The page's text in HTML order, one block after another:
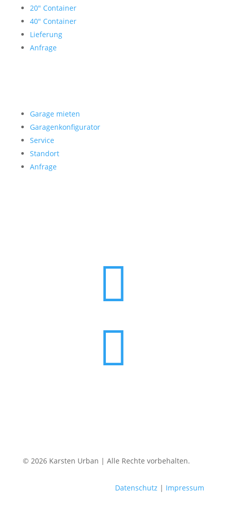
20″ Container
40″ Container
Lieferung
Anfrage
Garage mieten
Garagenkonfigurator
Service
Standort
Anfrage


© 2026 Karsten Urban | Alle Rechte vorbehalten.
Datenschutz | Impressum